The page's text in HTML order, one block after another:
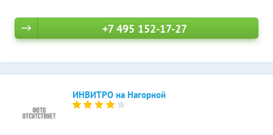
+7 495 152-17-27
ИНВИТРО на Нагорной